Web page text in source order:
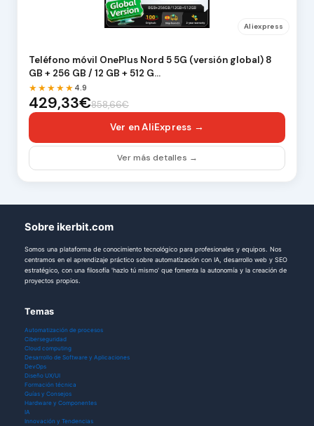
Aliexpress
Teléfono móvil OnePlus Nord 5 5G (versión global) 8
GB + 256 GB / 12 GB + 512 G…
★★★★★ 4.9
429,33€858,66€
Ver en AliExpress →
Ver más detalles →
Sobre ikerbit.com
Somos una plataforma de conocimiento tecnológico para profesionales y equipos. Nos
centramos en el aprendizaje práctico sobre automatización con IA, desarrollo web y SEO
estratégico, con una filosofía 'hazlo tú mismo' que fomenta la autonomía y la creación de
proyectos propios.
Temas
Automatización de procesos
Ciberseguridad
Cloud computing
Desarrollo de Software y Aplicaciones
DevOps
Diseño UX/UI
Formación técnica
Guías y Consejos
Hardware y Componentes
IA
Innovación y Tendencias